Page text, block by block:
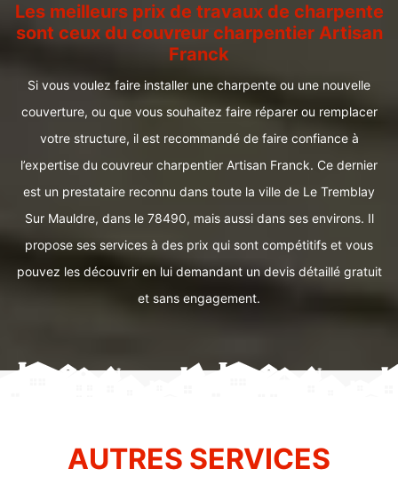
Les meilleurs prix de travaux de charpente
sont ceux du couvreur charpentier Artisan
Franck
Si vous voulez faire installer une charpente ou une nouvelle
couverture, ou que vous souhaitez faire réparer ou remplacer
votre structure, il est recommandé de faire confiance à
l’expertise du couvreur charpentier Artisan Franck. Ce dernier
est un prestataire reconnu dans toute la ville de Le Tremblay
Sur Mauldre, dans le 78490, mais aussi dans ses environs. Il
propose ses services à des prix qui sont compétitifs et vous
pouvez les découvrir en lui demandant un devis détaillé gratuit
et sans engagement.
AUTRES SERVICES